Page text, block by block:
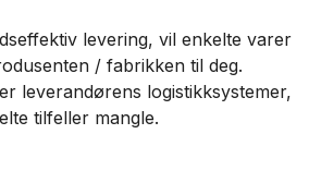
levering, vil enkelte varer
/ fabrikken til deg.
leverandørens logistikksystemer,
tilfeller mangle.